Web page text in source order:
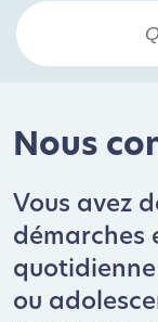
Nous
Vous avez
démarches
ou